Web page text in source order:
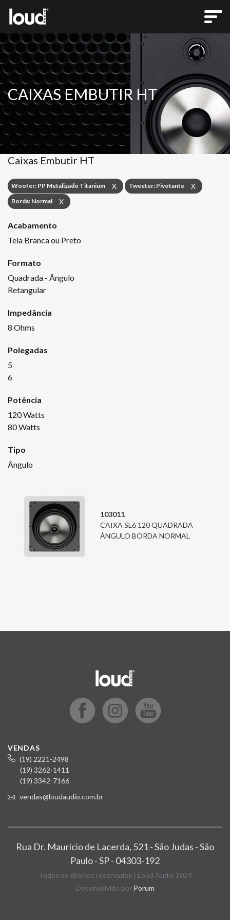
CAIXAS EMBUTIR HT
Caixas Embutir HT
Woofer: PP Metalizado Titanium X Tweeter: Pivotante X
Borda: Normal X
Acabamento
Tela Branca ou Preto
Formato
Quadrada - Ângulo
Retangular
Impedância
8 Ohms
Polegadas
5
6
Potência
120 Watts
80 Watts
Tipo
Ângulo
103011
CAIXA SL6 120 QUADRADA
ÂNGULO BORDA NORMAL
VENDAS
(19) 2221-2498
(19) 3262-1411
(19) 3342-7166
vendas@loudaudio.com.br
Rua Dr. Maurício de Lacerda, 521 - São Judas - São
Paulo - SP - 04303-192
Todos os direitos reservados | Loud Audio 2024
Desenvolvido por Porum